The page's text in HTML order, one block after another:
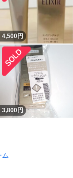
4,500円
3,800円
ム